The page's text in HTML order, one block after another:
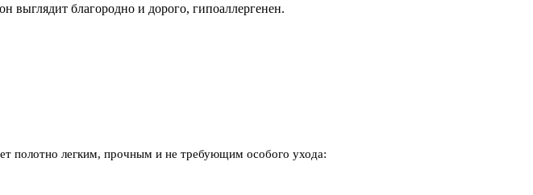
выглядит благородно и дорого, гипоаллергенен.
полотно легким, прочным и не требующим особого ухода: